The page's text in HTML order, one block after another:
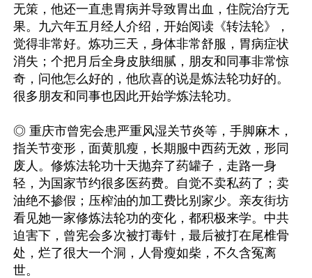
无策，他还一直患胃病并导致胃出血，住院治疗无
果。九六年五月经人介绍，开始阅读《转法轮》，
觉得非常好。炼功三天，身体非常舒服，胃病症状
消失；个把月后全身皮肤细腻，朋友和同事非常惊
奇，问他怎么好的，他欣喜的说是炼法轮功好的。
很多朋友和同事也因此开始学炼法轮功。
◎ 重庆市曾宪会患严重风湿关节炎等，手脚麻木，
指关节变形，面黄肌瘦，长期服中西药无效，形同
废人。修炼法轮功十天抛弃了药罐子，走路一身
轻，为国家节约很多医药费。自觉不卖私药了；卖
油绝不掺假；压榨油的加工费比别家少。亲友街坊
看见她一家修炼法轮功的变化，都积极来学。中共
迫害下，曾宪会多次被打毒针，最后被打在尾椎骨
处，烂了很大一个洞，人骨瘦如柴，不久含冤离
世。